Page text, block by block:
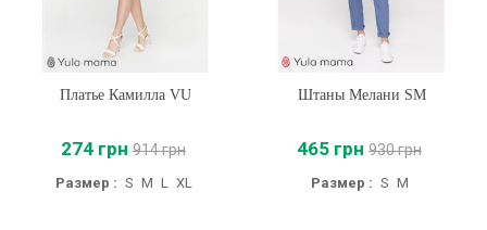
Платье Камилла VU
274 грн 914 грн
Размер : S M L XL
Штаны Мелани SM
465 грн 930 грн
Размер : S M